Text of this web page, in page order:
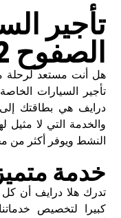
تأجير
الصفوح 2
تأجير السيارات
درايف هي بطاقتك
والخدمة التي لا
النشط ويوفر أكثر من
خدمة
تدرك هلا درايف أن كل
كبيرا لتخصيص